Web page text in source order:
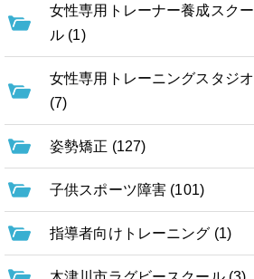
女性専用トレーナー養成スクー
ル (1)
女性専用トレーニングスタジオ
(7)
姿勢矯正 (127)
子供スポーツ障害 (101)
指導者向けトレーニング (1)